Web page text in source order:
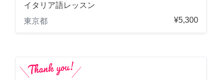
イタリア語レッスン
東京都
¥5,300